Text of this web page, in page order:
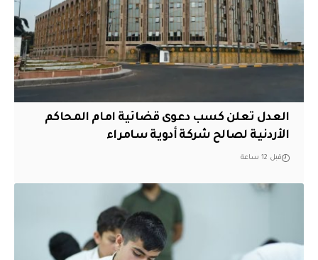
العدل تعلن كسب دعوى قضائية امام المحاكم
الأردنية لصالح شركة أدوية سامراء
قبل 12 ساعة